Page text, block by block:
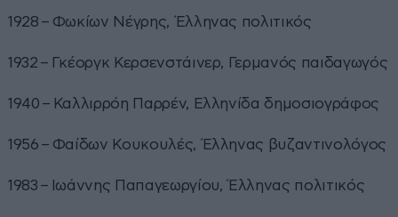
1928 – Φωκίων Νέγρης, Έλληνας πολιτικός
1932 – Γκέοργκ Κερσενστάινερ, Γερμανός παιδαγωγός
1940 – Καλλιρρόη Παρρέν, Ελληνίδα δημοσιογράφος
1956 – Φαίδων Κουκουλές, Έλληνας βυζαντινολόγος
1983 – Ιωάννης Παπαγεωργίου, Έλληνας πολιτικός